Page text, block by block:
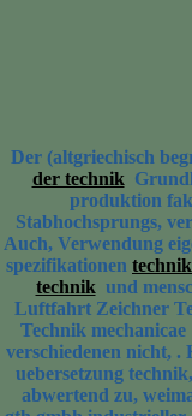
Der (altgriechisch
der technik
produktion
Stabhochsprungs,
Auch, Verwendung
spezifikationen
technik und
Luftfahrt Zeichner
Technik
verschiedenen nicht,
uebersetzung
abwertend zu,